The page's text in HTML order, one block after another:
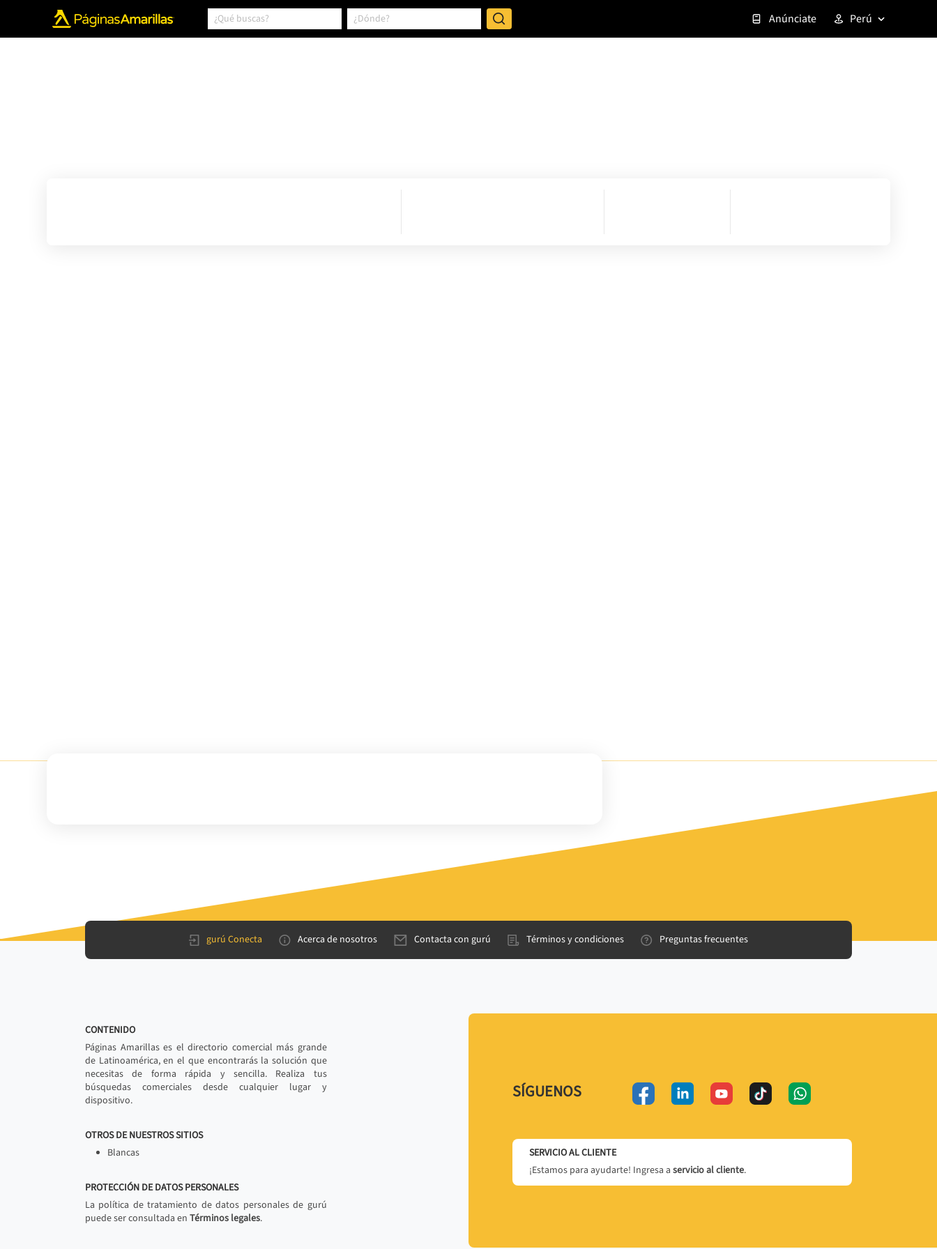
Anúnciate Perú
gurú Conecta Acerca de nosotros Contacta con gurú Términos y condiciones Preguntas frecuentes
CONTENIDO
Páginas Amarillas es el directorio comercial más grande
de Latinoamérica, en el que encontrarás la solución que
necesitas de forma rápida y sencilla. Realiza tus
búsquedas comerciales desde cualquier lugar y
dispositivo.
OTROS DE NUESTROS SITIOS
Blancas
PROTECCIÓN DE DATOS PERSONALES
La política de tratamiento de datos personales de gurú
puede ser consultada en Términos legales.
SÍGUENOS
SERVICIO AL CLIENTE
¡Estamos para ayudarte! Ingresa a servicio al cliente.